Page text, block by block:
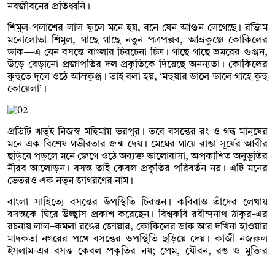
নবজীবনের প্রতিধ্বনি।
শিমুল-পলাশের লাল ফুলে মনে হয়, বনে যেন আগুন লেগেছে। রক্তিম
মনোলোভা শিমুল, গাছে গাছে নতুন পত্রপল্লব, আম্রকুঞ্জে কোকিলের
ডাক—এ যেন বসন্তে বাংলার চিরচেনা চিত্র। গাছে গাছে ভ্রমরের গুঞ্জন,
উড়ে বেড়ানো প্রজাপতির দল প্রকৃতিকে দিয়েছে অনন্যতা। কোকিলের
কুহুতে দুলে ওঠে আম্রকুঞ্জ। তাই বলা হয়, ‘মহুয়ার ডালে ডালে গাহে কুহু
কোয়েলা’।
প্রতিটি ঋতুই নিজস্ব মহিমায় ভরপুর। তবে বসন্তের রং ও গন্ধ মানুষের
মনে এক বিশেষ গভীরতার জন্ম দেয়। মেঘের গায়ে রাঙা সূর্যের আবীর
ছড়িয়ে পড়লে মনে জেগে ওঠে অব্যক্ত ভালোবাসা, অপ্রকাশিত অনুভূতির
নীরব আলোড়ন। বসন্ত তাই কেবল প্রকৃতির পরিবর্তন নয়। এটি মনের
ভেতরও এক নতুন জাগরণের নাম।
বাংলা সাহিত্যে বসন্তের উপস্থিতি চিরন্তন। কবিরাও তাঁদের লেখায়
বসন্তকে ঘিরে উচ্ছ্বাস প্রকাশ করেছেন। বিশ্বকবি রবীন্দ্রনাথ ঠাকুর-এর
রচনায় লাল–কমলা রঙের জোয়ার, কোকিলের ডাক আর দখিনা হাওয়ার
মাদকতা নগরের পথে বসন্তের উপস্থিতি ছড়িয়ে দেয়। কাজী নজরুল
ইসলাম-এর বসন্ত কেবল প্রকৃতির নয়; প্রেম, যৌবন, রঙ ও মুক্তির